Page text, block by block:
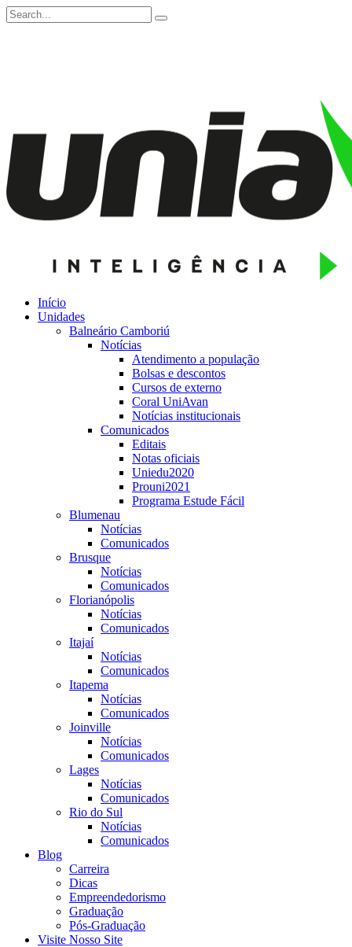
Início
Unidades
Balneário Camboriú
Notícias
Atendimento a população
Bolsas e descontos
Cursos de externo
Coral UniAvan
Notícias institucionais
Comunicados
Editais
Notas oficiais
Uniedu2020
Prouni2021
Programa Estude Fácil
Blumenau
Notícias
Comunicados
Brusque
Notícias
Comunicados
Florianópolis
Notícias
Comunicados
Itajaí
Notícias
Comunicados
Itapema
Notícias
Comunicados
Joinville
Notícias
Comunicados
Lages
Notícias
Comunicados
Rio do Sul
Notícias
Comunicados
Blog
Carreira
Dicas
Empreendedorismo
Graduação
Pós-Graduação
Visite Nosso Site